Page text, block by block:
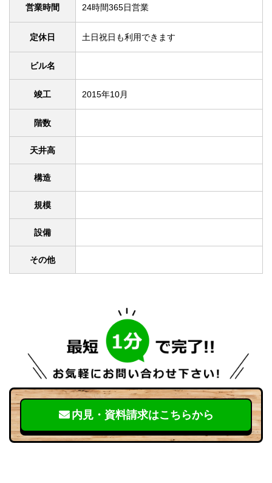
営業時間 24時間365日営業
定休日 土日祝日も利用できます
ビル名
竣工 2015年10月
階数
天井高
構造
規模
設備
その他
内見・資料請求はこちらから